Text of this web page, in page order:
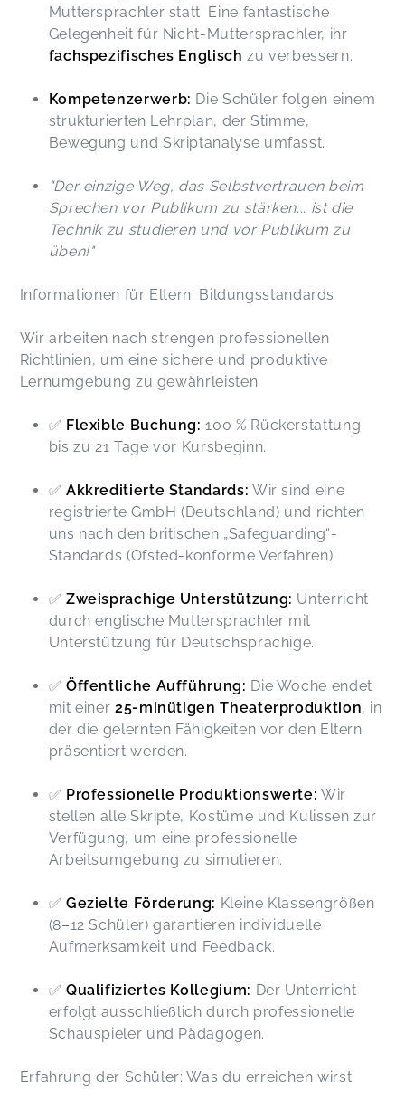
Muttersprachler statt. Eine fantastische
Gelegenheit für Nicht-Muttersprachler, ihr
fachspezifisches Englisch zu verbessern.
Kompetenzerwerb: Die Schüler folgen einem
strukturierten Lehrplan, der Stimme,
Bewegung und Skriptanalyse umfasst.
"Der einzige Weg, das Selbstvertrauen beim
Sprechen vor Publikum zu stärken... ist die
Technik zu studieren und vor Publikum zu
üben!"
Informationen für Eltern: Bildungsstandards
Wir arbeiten nach strengen professionellen
Richtlinien, um eine sichere und produktive
Lernumgebung zu gewährleisten.
✅ Flexible Buchung: 100 % Rückerstattung
bis zu 21 Tage vor Kursbeginn.
✅ Akkreditierte Standards: Wir sind eine
registrierte GmbH (Deutschland) und richten
uns nach den britischen „Safeguarding“-
Standards (Ofsted-konforme Verfahren).
✅ Zweisprachige Unterstützung: Unterricht
durch englische Muttersprachler mit
Unterstützung für Deutschsprachige.
✅ Öffentliche Aufführung: Die Woche endet
mit einer25-minütigen Theaterproduktion, in
der die gelernten Fähigkeiten vor den Eltern
präsentiert werden.
✅ Professionelle Produktionswerte: Wir
stellen alle Skripte, Kostüme und Kulissen zur
Verfügung, um eine professionelle
Arbeitsumgebung zu simulieren.
✅ Gezielte Förderung: Kleine Klassengrößen
(8–12 Schüler) garantieren individuelle
Aufmerksamkeit und Feedback.
✅ Qualifiziertes Kollegium: Der Unterricht
erfolgt ausschließlich durch professionelle
Schauspieler und Pädagogen.
Erfahrung der Schüler: Was du erreichen wirst